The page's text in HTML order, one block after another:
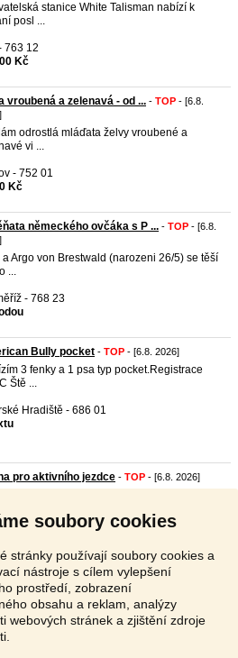
soubory cookies
stránky používají soubory cookies a
nástroje s cílem vylepšení
prostředí, zobrazení
obsahu a reklam, analýzy
webových stránek a zjištění zdroje
stanice White Talisman nabízí k
posl ...
763 12
Kč
vroubená a zelenavá - od ... - TOP - [6.8.
odrostlá mláďata želvy vroubené a
vi ...
- 752 01
Kč
německého ovčáka s P ... - TOP - [6.8.
a Argo von Brestwald (narozeni 26/5) se těší
...
- 768 23
Bully pocket - TOP - [6.8. 2026]
3 fenky a 1 psa typ pocket.Registrace
Ště ...
Hradiště - 686 01
pro aktivního jezdce - TOP - [6.8. 2026]
Kč
1 2 3 Další